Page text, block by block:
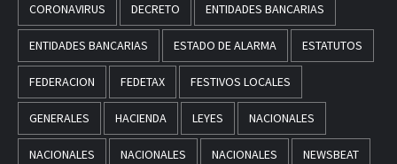
CORONAVIRUS DECRETO ENTIDADES BANCARIAS
ENTIDADES BANCARIAS ESTADO DE ALARMA ESTATUTOS
FEDERACION FEDETAX FESTIVOS LOCALES
GENERALES HACIENDA LEYES NACIONALES
NACIONALES NACIONALES NACIONALES NEWSBEAT